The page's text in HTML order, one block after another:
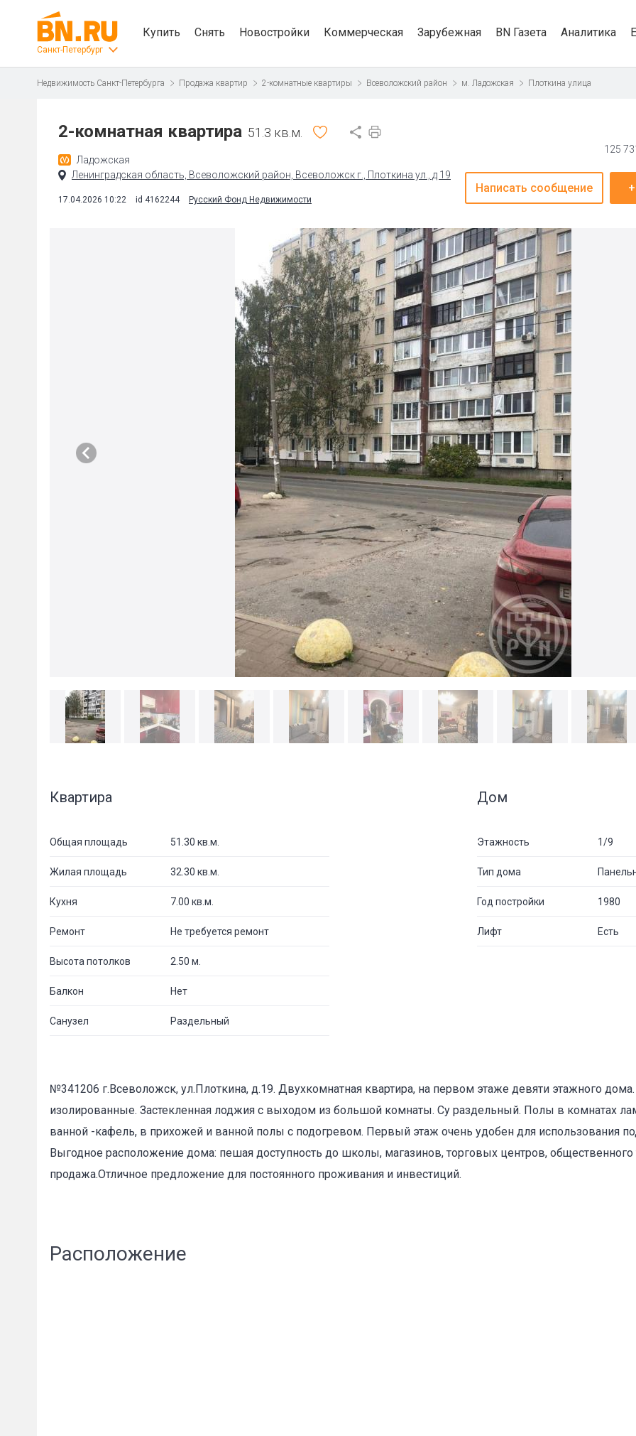
Санкт-Петербург
Купить Снять Новостройки Коммерческая Зарубежная BN Газета Аналитика
Недвижимость Санкт-Петербурга Продажа квартир 2-комнатные квартиры Всеволожский район м. Ладожская Плоткина улица
2-комнатная квартира 51.3 кв.м.
Ладожская
Ленинградская область, Всеволожский район, Всеволожск г., Плоткина ул., д 19
17.04.2026 10:22 id 4162244 Русский Фонд Недвижимости
125
Написать сообщение
Квартира
Общая площадь 51.30 кв.м.
Жилая площадь 32.30 кв.м.
Кухня 7.00 кв.м.
Ремонт Не требуется ремонт
Высота потолков 2.50 м.
Балкон Нет
Санузел Раздельный
Дом
Этажность 1/9
Тип дома
Год постройки 1980
Лифт Есть
№341206 г.Всеволожск, ул.Плоткина, д.19. Двухкомнатная квартира, на первом этаже девяти этажного
изолированные. Застекленная лоджия с выходом из большой комнаты. Су раздельный. Полы в комнатах
ванной -кафель, в прихожей и ванной полы с подогревом. Первый этаж очень удобен для использования
Выгодное расположение дома: пешая доступность до школы, магазинов, торговых центров, общественного
продажа.Отличное предложение для постоянного проживания и инвестиций.
Расположение